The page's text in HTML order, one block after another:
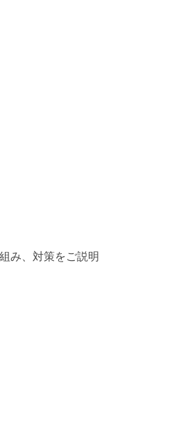
み、対策をご説明